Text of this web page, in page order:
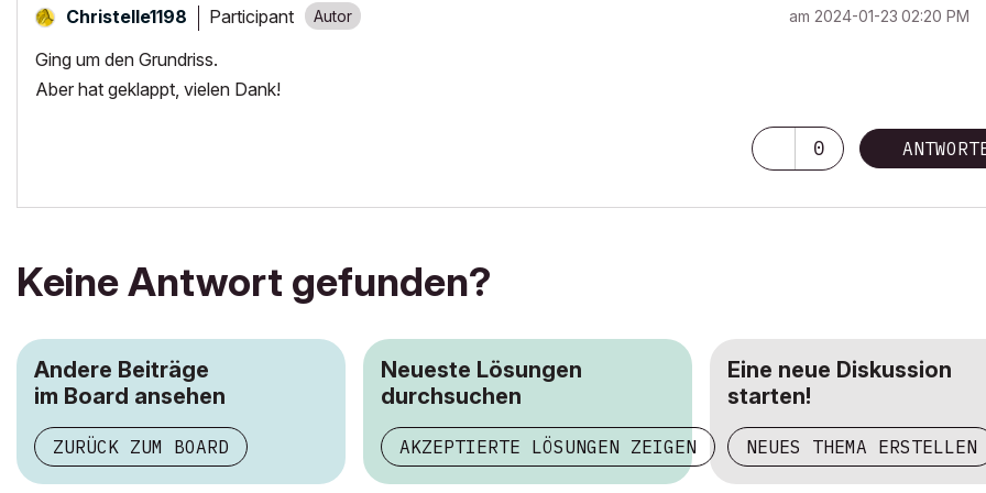
Christelle1198 Participant am ‎2024-01-23 02:20 PM
Ging um den Grundriss.
Aber hat geklappt, vielen Dank!
0
Keine Antwort gefunden?
Andere Beiträge
im Board ansehen
ZURÜCK ZUM BOARD
Neueste Lösungen
durchsuchen
AKZEPTIERTE LÖSUNGEN ZEIGEN
Eine neue Diskussion
starten!
NEUES THEMA ERSTELLEN